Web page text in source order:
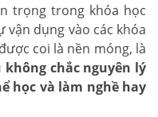
trọng trong khóa học
vận dụng vào các khóa
coi là nền móng, là
không chắc nguyên lý
học và làm nghề hay